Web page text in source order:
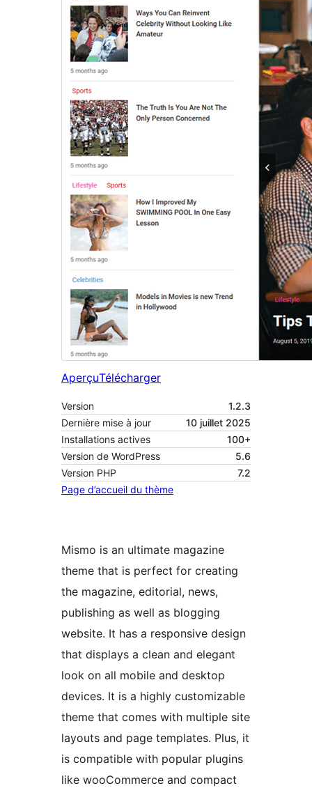
AperçuTélécharger
Version
1.2.3
Dernière mise à jour
10 juillet 2025
Installations actives
100+
Version de WordPress
5.6
Version PHP
7.2
Page d’accueil du thème
Mismo is an ultimate magazine
theme that is perfect for creating
the magazine, editorial, news,
publishing as well as blogging
website. It has a responsive design
that displays a clean and elegant
look on all mobile and desktop
devices. It is a highly customizable
theme that comes with multiple site
layouts and page templates. Plus, it
is compatible with popular plugins
like wooCommerce and compact